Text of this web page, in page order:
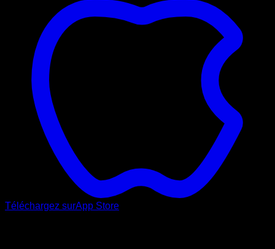
Téléchargez surApp Store